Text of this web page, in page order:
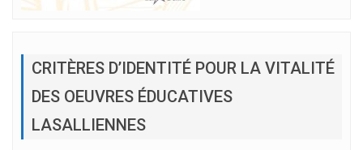
CRITÈRES D’IDENTITÉ POUR LA VITALITÉ
DES OEUVRES ÉDUCATIVES
LASALLIENNES